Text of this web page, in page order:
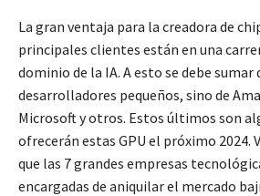
La gran ventaja para la creadora de
principales clientes están en una
dominio de la IA. A esto se debe sumar
desarrolladores pequeños, sino de
Microsoft y otros. Estos últimos son
ofrecerán estas GPU el próximo 2024.
que las 7 grandes empresas
encargadas de aniquilar el mercado